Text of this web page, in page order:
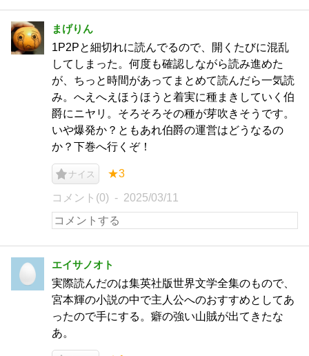
まげりん
1P2Pと細切れに読んでるので、開くたびに混乱
してしまった。何度も確認しながら読み進めた
が、ちっと時間があってまとめて読んだら一気読
み。へえへえほうほうと着実に種まきしていく伯
爵にニヤリ。そろそろその種が芽吹きそうです。
いや爆発か？ともあれ伯爵の運営はどうなるの
か？下巻へ行くぞ！
ナイス ★3
コメント(0) 2025/03/11
エイサノオト
実際読んだのは集英社版世界文学全集のもので、
宮本輝の小説の中で主人公へのおすすめとしてあ
ったので手にする。癖の強い山賊が出てきたな
あ。